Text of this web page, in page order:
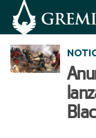
Saltar al